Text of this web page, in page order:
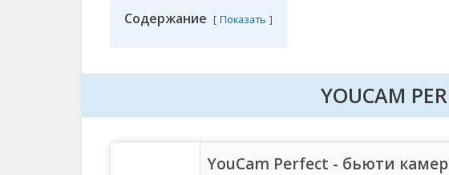
Содержание Показать
YOUCAM
YouCam Perfect - бьюти